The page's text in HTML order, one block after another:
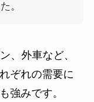
。
、外車など、
ぞれの需要に
強みです。